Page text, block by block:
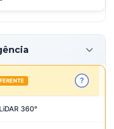
?
360°